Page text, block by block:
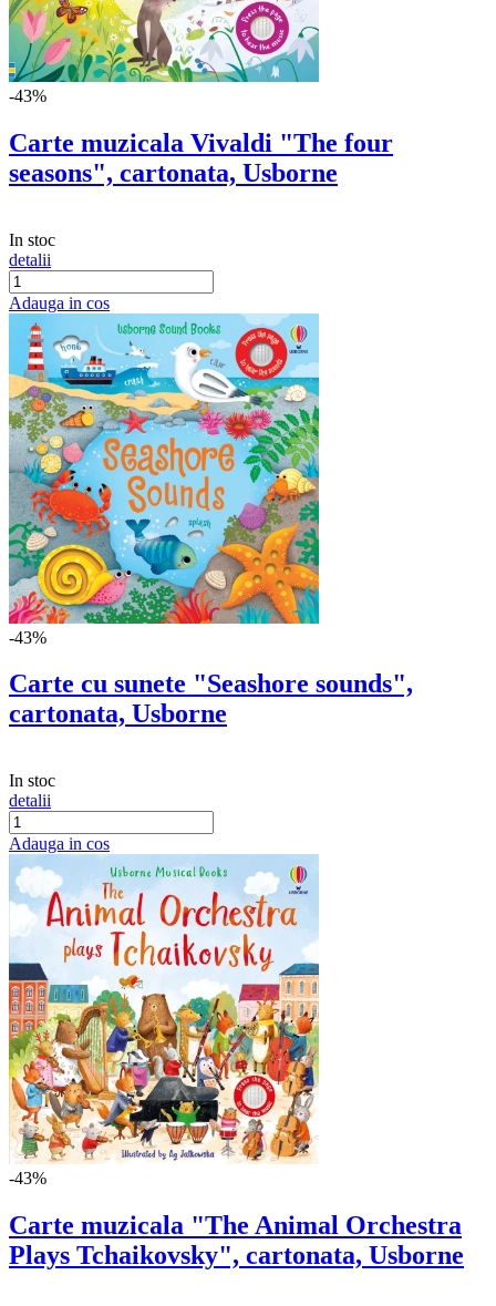
-43%
Carte muzicala Vivaldi "The four
seasons", cartonata, Usborne
In stoc
detalii
Adauga in cos
-43%
Carte cu sunete "Seashore sounds",
cartonata, Usborne
In stoc
detalii
Adauga in cos
-43%
Carte muzicala "The Animal Orchestra
Plays Tchaikovsky", cartonata, Usborne